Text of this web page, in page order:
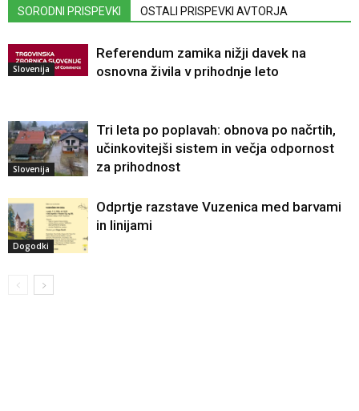
SORODNI PRISPEVKI OSTALI PRISPEVKI AVTORJA
Slovenija
Referendum zamika nižji davek na
osnovna živila v prihodnje leto
Slovenija
Tri leta po poplavah: obnova po načrtih,
učinkovitejši sistem in večja odpornost
za prihodnost
Dogodki
Odprtje razstave Vuzenica med barvami
in linijami